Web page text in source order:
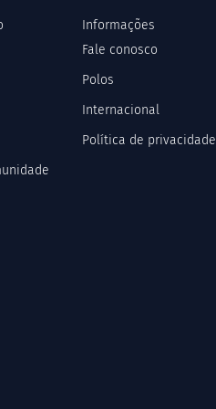
Informações
Fale conosco
Polos
Internacional
Política de privacidade